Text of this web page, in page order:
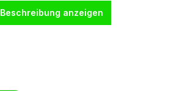
Beschreibung anzeigen